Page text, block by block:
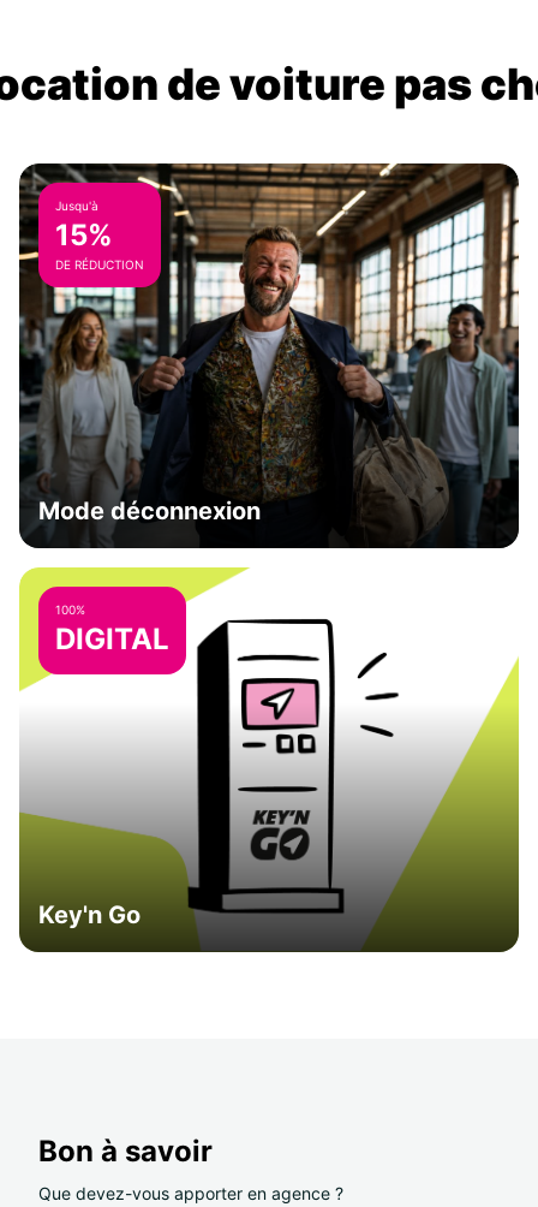
de voiture pas
Jusqu'à
15%
DE RÉDUCTION
Mode déconnexion
100%
DIGITAL
Key'n Go
Bon à savoir
Que devez-vous apporter en agence ?